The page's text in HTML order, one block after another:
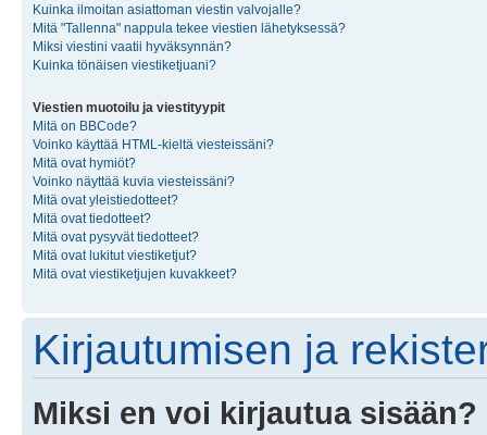
Kuinka ilmoitan asiattoman viestin valvojalle?
Mitä "Tallenna" nappula tekee viestien lähetyksessä?
Miksi viestini vaatii hyväksynnän?
Kuinka tönäisen viestiketjuani?
Viestien muotoilu ja viestityypit
Mitä on BBCode?
Voinko käyttää HTML-kieltä viesteissäni?
Mitä ovat hymiöt?
Voinko näyttää kuvia viesteissäni?
Mitä ovat yleistiedotteet?
Mitä ovat tiedotteet?
Mitä ovat pysyvät tiedotteet?
Mitä ovat lukitut viestiketjut?
Mitä ovat viestiketjujen kuvakkeet?
Kirjautumisen ja
Miksi en voi kirjautua sisään?